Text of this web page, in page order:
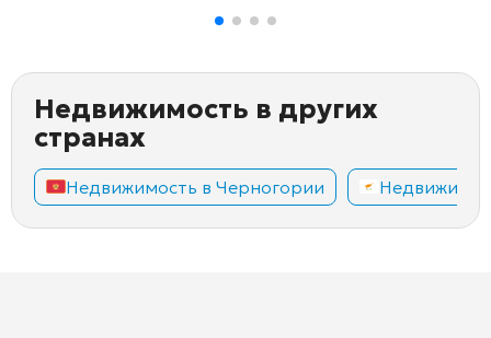
Недвижимость в других
странах
Недвижимость в Черногории